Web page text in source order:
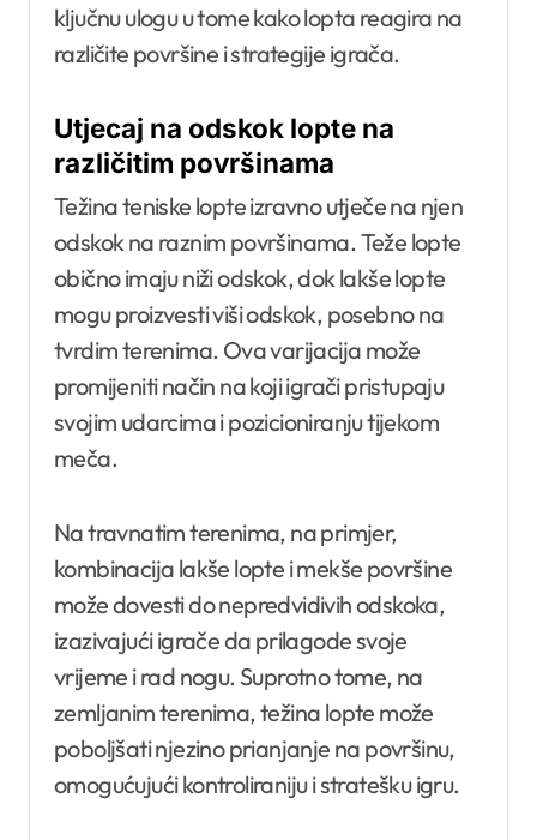
ključnu ulogu u tome kako lopta reagira na
različite površine i strategije igrača.
Utjecaj na odskok lopte na
različitim površinama
Težina teniske lopte izravno utječe na njen
odskok na raznim površinama. Teže lopte
obično imaju niži odskok, dok lakše lopte
mogu proizvesti viši odskok, posebno na
tvrdim terenima. Ova varijacija može
promijeniti način na koji igrači pristupaju
svojim udarcima i pozicioniranju tijekom
meča.
Na travnatim terenima, na primjer,
kombinacija lakše lopte i mekše površine
može dovesti do nepredvidivih odskoka,
izazivajući igrače da prilagode svoje
vrijeme i rad nogu. Suprotno tome, na
zemljanim terenima, težina lopte može
poboljšati njezino prianjanje na površinu,
omogućujući kontroliraniju i stratešku igru.